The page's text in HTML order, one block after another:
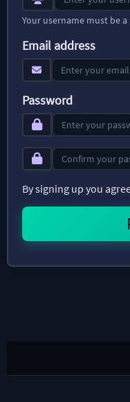
Your username must be
Email address
Password
By signing up you